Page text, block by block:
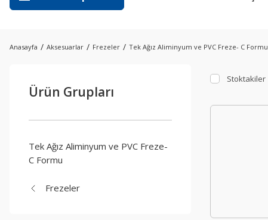
Anasayfa Aksesuarlar Frezeler Tek Ağız Aliminyum ve PVC Freze- C Formu
Ürün Grupları
Tek Ağız Aliminyum ve PVC Freze-
C Formu
Frezeler
Stoktakiler